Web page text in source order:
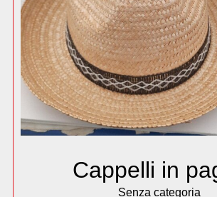
Cappelli in
Senza categoria